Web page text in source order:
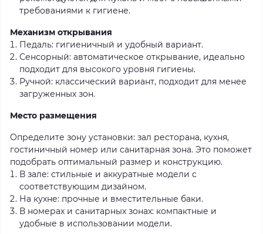
требованиями к гигиене.
Механизм открывания
Педаль: гигиеничный и удобный вариант.
Сенсорный: автоматическое открывание, идеально
подходит для высокого уровня гигиены.
Ручной: классический вариант, подходит для менее
загруженных зон.
Место размещения
Определите зону установки: зал ресторана, кухня,
гостиничный номер или санитарная зона. Это поможет
подобрать оптимальный размер и конструкцию.
В зале: стильные и аккуратные модели с
соответствующим дизайном.
На кухне: прочные и вместительные баки.
В номерах и санитарных зонах: компактные и
удобные в использовании модели.